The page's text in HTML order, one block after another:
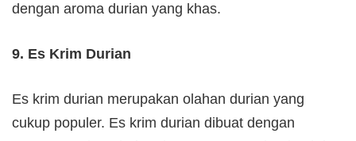
dengan aroma durian yang khas.
9. Es Krim Durian
Es krim durian merupakan olahan durian yang
cukup populer. Es krim durian dibuat dengan